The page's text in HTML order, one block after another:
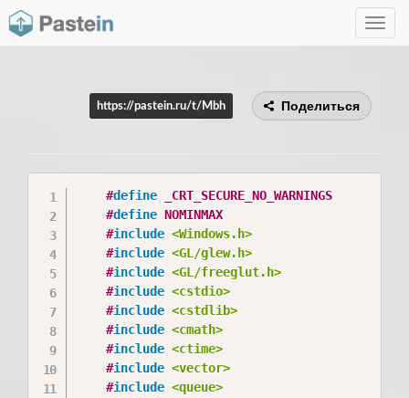
Toggle
https://pastein.ru/t/Mbh Поделиться
#define _CRT_SECURE_NO_WARNINGS
#define NOMINMAX
#include <Windows.h>
#include <GL/glew.h>
#include <GL/freeglut.h>
#include <cstdio>
#include <cstdlib>
#include <cmath>
#include <ctime>
#include <vector>
#include <queue>